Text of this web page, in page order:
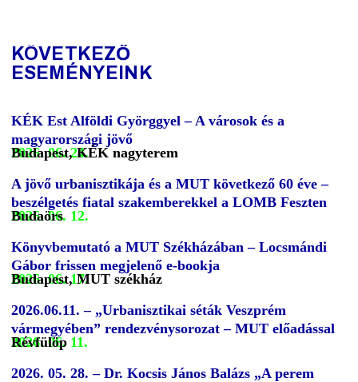
KÖVETKEZŐ
ESEMÉNYEINK
KÉK Est Alföldi Györggyel – A városok és a
magyarországi jövő
2026. 06. 24.
Budapest, KÉK nagyterem
A jövő urbanisztikája és a MUT következő 60 éve –
beszélgetés fiatal szakemberekkel a LOMB Feszten
2026. 06. 12.
Budaörs
Könyvbemutató a MUT Székházában – Locsmándi
Gábor frissen megjelenő e-bookja
2026. 06. 17.
Budapest, MUT székház
2026.06.11. – „Urbanisztikai séták Veszprém
vármegyében” rendezvénysorozat – MUT előadással
2026. 06. 11.
Révfülöp
2026. 05. 28. – Dr. Kocsis János Balázs „A perem